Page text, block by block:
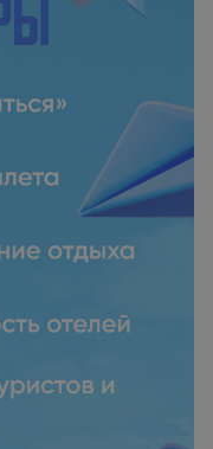
находится в 28